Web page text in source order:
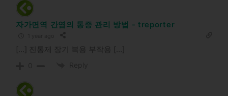
자가면역 간염의 통증 관리 방법 - treporter
[…] 진통제 장기 복용 부작용 […]